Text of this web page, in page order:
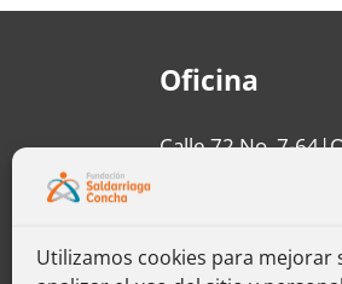
Utilizamos cookies para mejorar
Oficina
Calle 72 No. 7-